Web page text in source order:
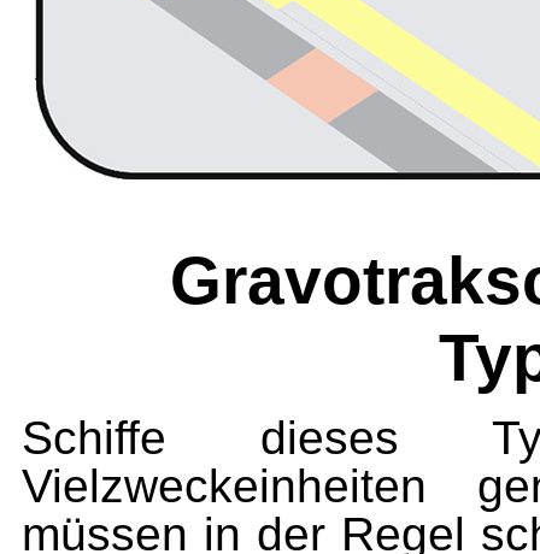
Schiffe dieses
Vielzweckeinheiten
müssen in der Regel